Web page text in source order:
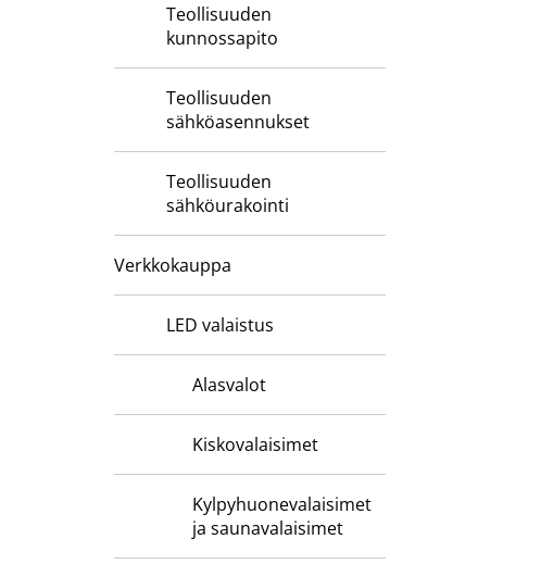
Teollisuuden
kunnossapito
Teollisuuden
sähköasennukset
Teollisuuden
sähköurakointi
Verkkokauppa
LED valaistus
Alasvalot
Kiskovalaisimet
Kylpyhuone­valaisimet
ja saunavalaisimet